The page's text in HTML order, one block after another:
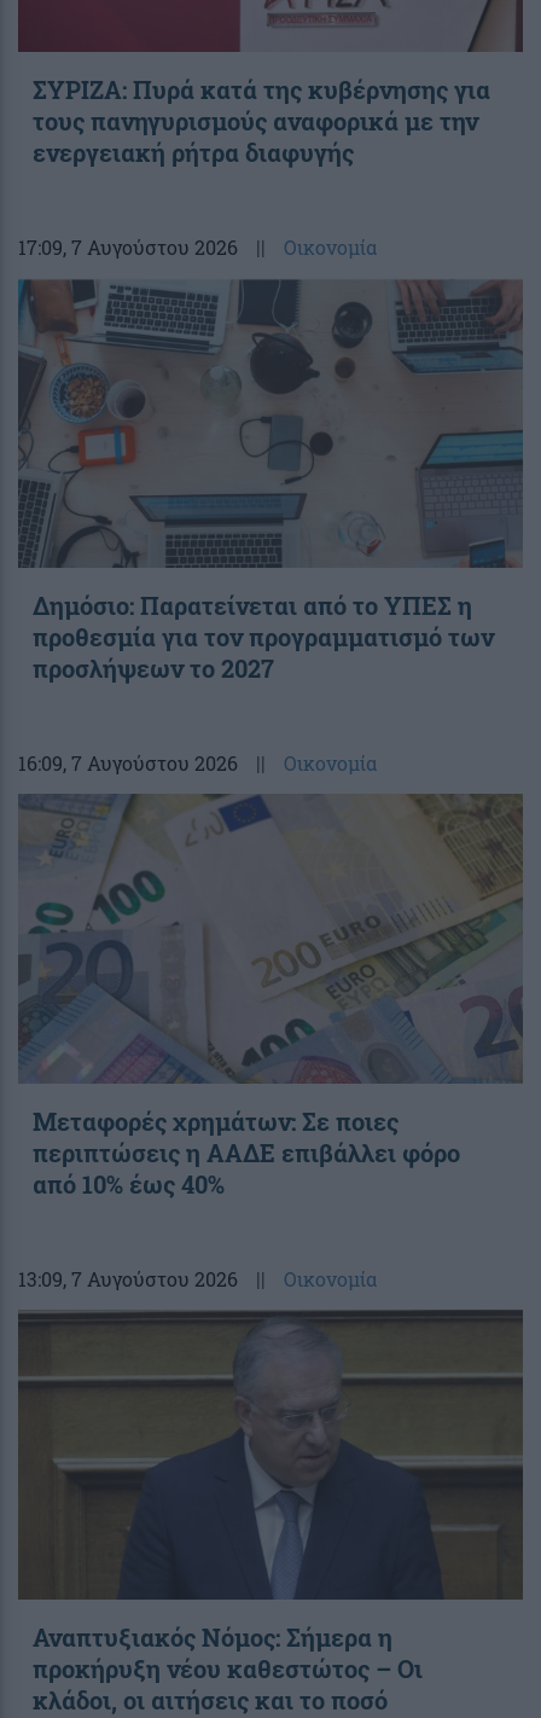
ΣΥΡΙΖΑ: Πυρά κατά της κυβέρνησης για
τους πανηγυρισμούς αναφορικά με την
ενεργειακή ρήτρα διαφυγής
17:09, 7 Αυγούστου 2026 || Οικονομία
Δημόσιο: Παρατείνεται από το ΥΠΕΣ η
προθεσμία για τον προγραμματισμό των
προσλήψεων το 2027
16:09, 7 Αυγούστου 2026 || Οικονομία
Μεταφορές χρημάτων: Σε ποιες
περιπτώσεις η ΑΑΔΕ επιβάλλει φόρο
από 10% έως 40%
13:09, 7 Αυγούστου 2026 || Οικονομία
Αναπτυξιακός Νόμος: Σήμερα η
προκήρυξη νέου καθεστώτος – Οι
κλάδοι, οι αιτήσεις και το ποσό